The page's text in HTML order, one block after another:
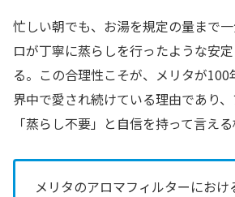
忙しい朝でも、お湯を規定の量まで
ロが丁寧に蒸らしを行ったような安
る。この合理性こそが、メリタが
界中で愛され続けている理由であり
「蒸らし不要」と自信を持って言える
メリタのアロマフィルターにおけ